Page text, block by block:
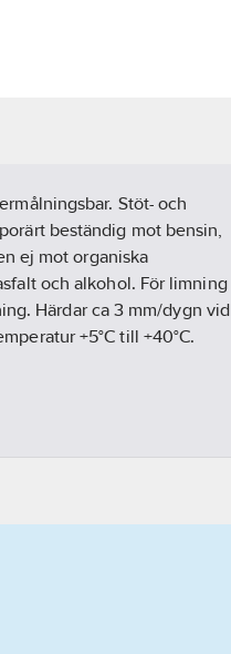
Stöt- och
beständig mot bensin,
ej mot organiska
och alkohol. För limning
Härdar ca 3 mm/dygn vid
+5°C till +40°C.